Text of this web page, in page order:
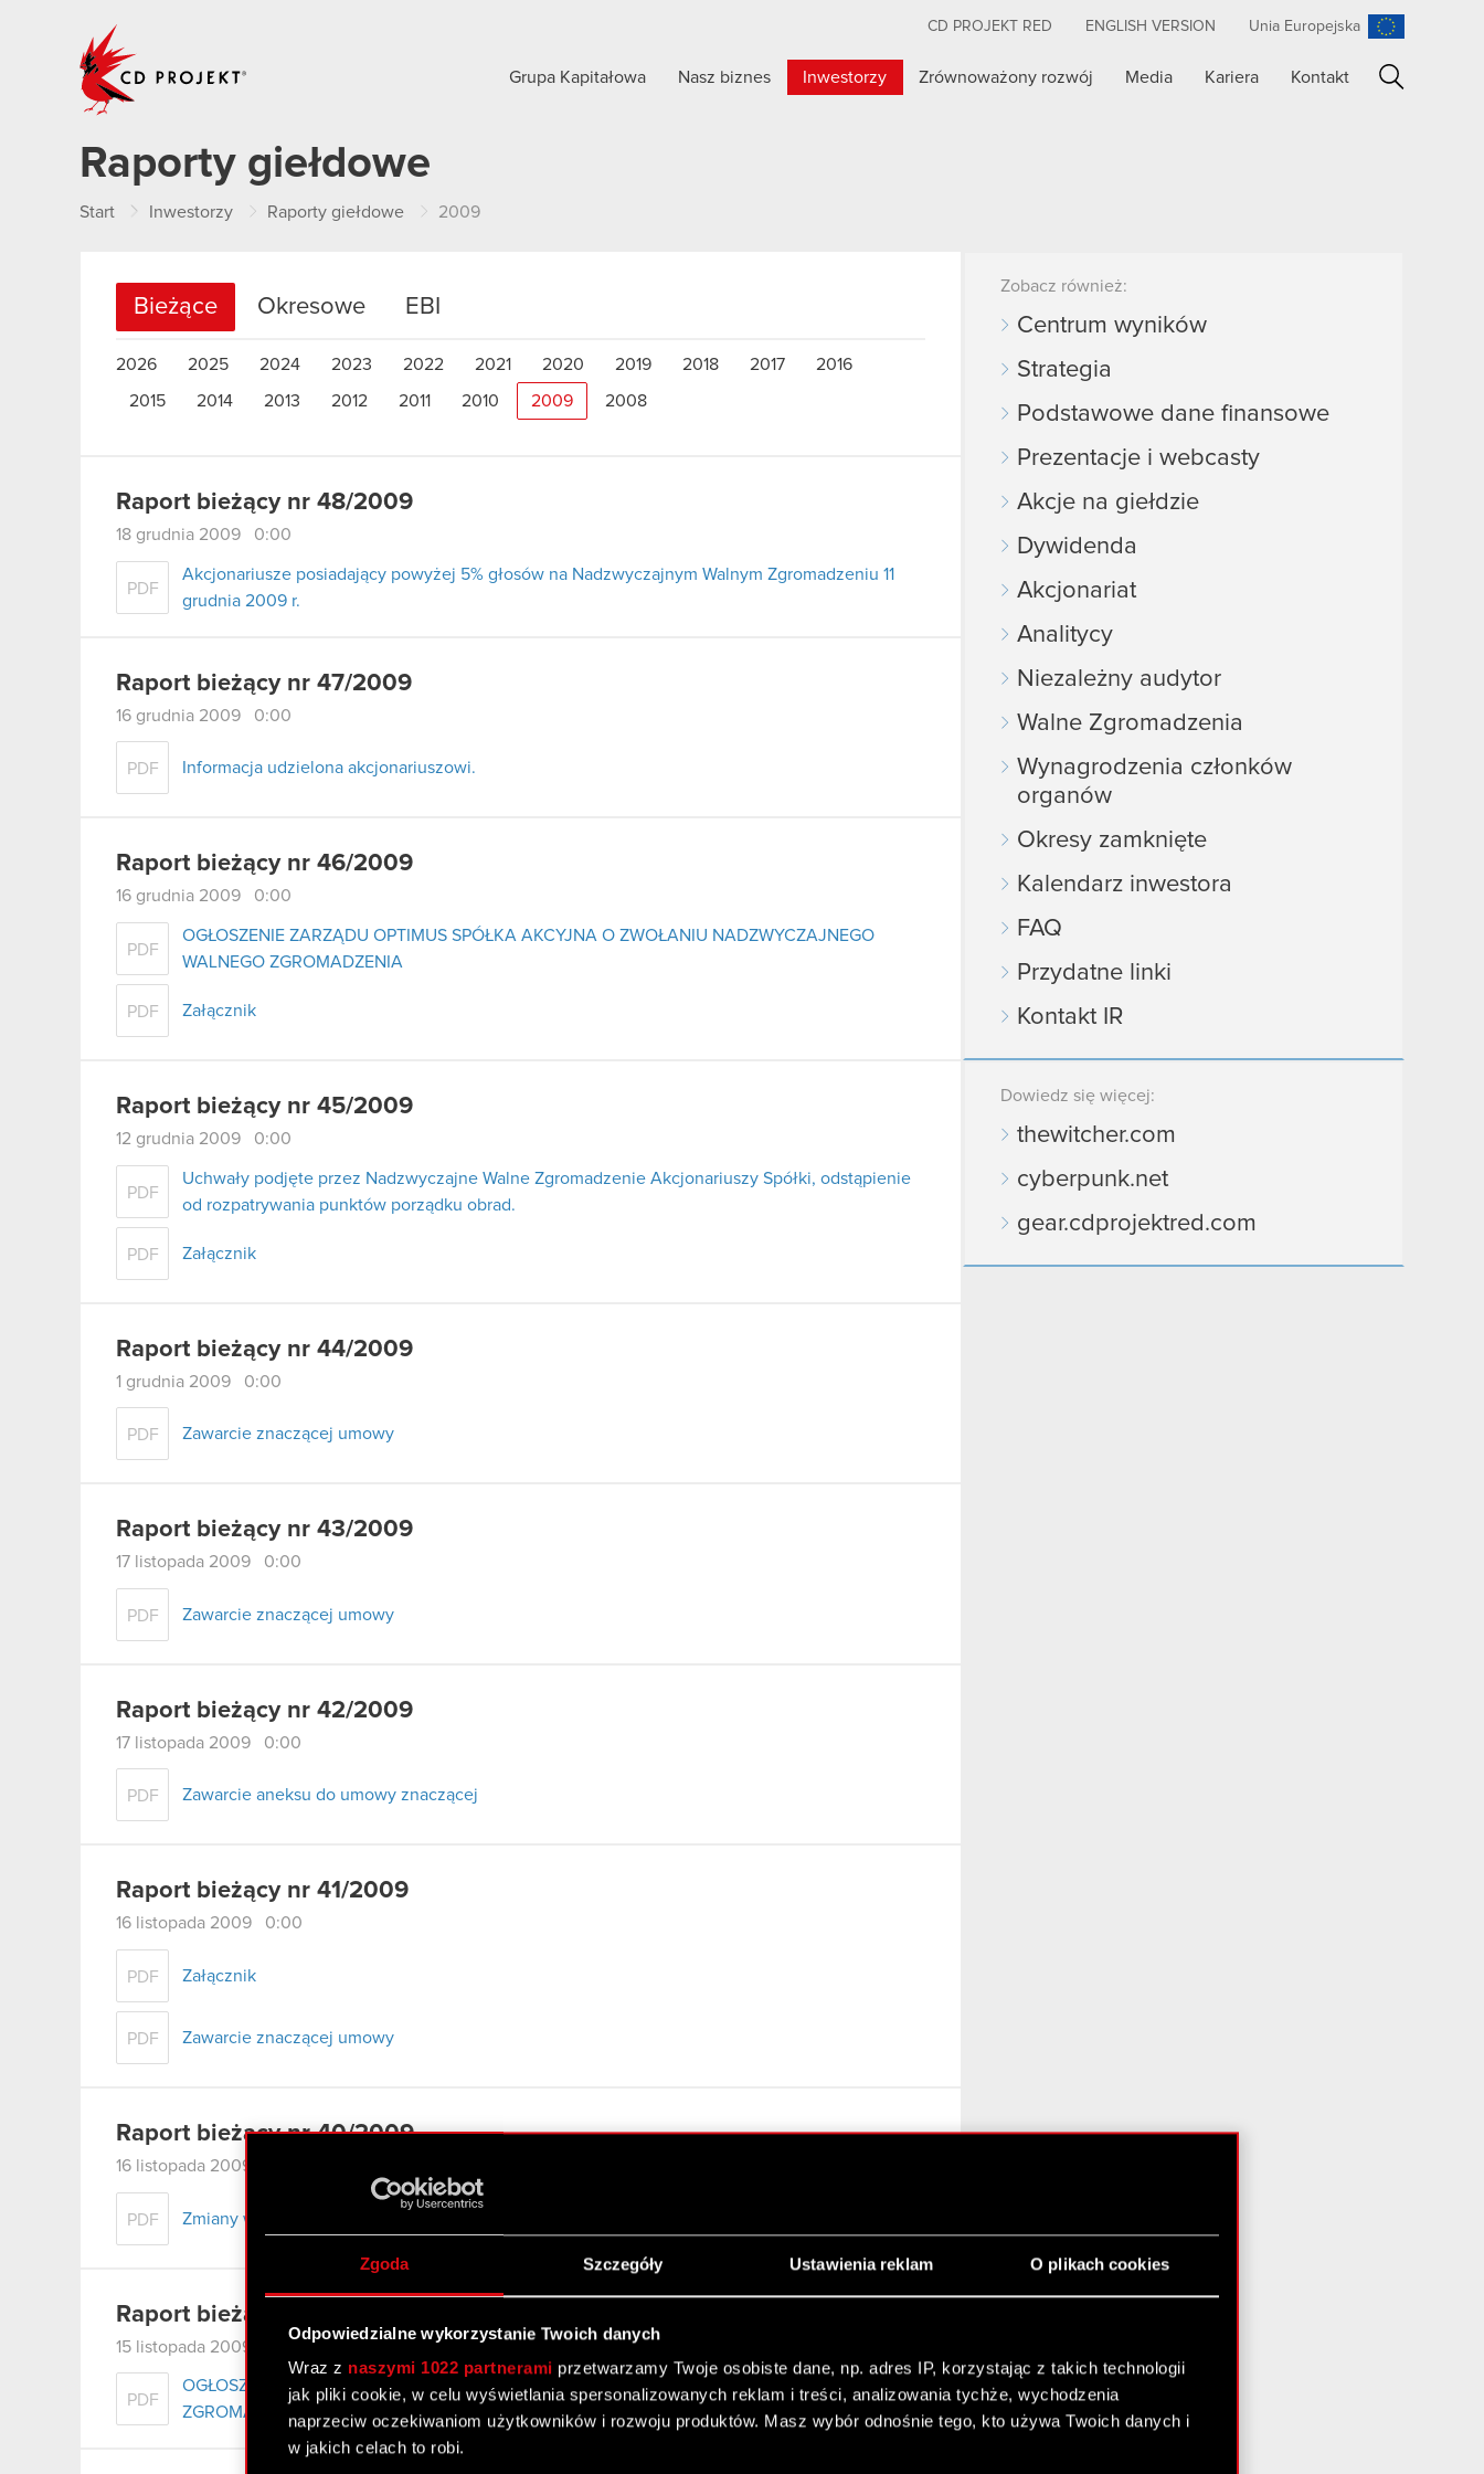
Zgoda Szczegóły Ustawienia reklam O plikach cookies
Odpowiedzialne wykorzystanie Twoich danych
Wraz z naszymi 1022 partnerami przetwarzamy Twoje osobiste dane, np. adres IP, korzystając z takich technologii
jak pliki cookie, w celu wyświetlania spersonalizowanych reklam i treści, analizowania tychże, wychodzenia
naprzeciw oczekiwaniom użytkowników i rozwoju produktów. Masz wybór odnośnie tego, kto używa Twoich danych i
w jakich celach to robi.
CD PROJEKT RED ENGLISH VERSION Unia Europejska
Grupa Kapitałowa Nasz biznes Inwestorzy Zrównoważony rozwój Media Kariera Kontakt
Raporty giełdowe
Start Inwestorzy Raporty giełdowe 2009
Bieżące Okresowe EBI
2026 2025 2024 2023 2022 2021 2020 2019 2018 2017 2016
2015 2014 2013 2012 2011 2010 2009 2008
Raport bieżący nr 48/2009
18 grudnia 2009 0:00
PDF
Akcjonariusze posiadający powyżej 5% głosów na Nadzwyczajnym Walnym Zgromadzeniu 11
grudnia 2009 r.
Raport bieżący nr 47/2009
16 grudnia 2009 0:00
PDF Informacja udzielona akcjonariuszowi.
Raport bieżący nr 46/2009
16 grudnia 2009 0:00
PDF
OGŁOSZENIE ZARZĄDU OPTIMUS SPÓŁKA AKCYJNA O ZWOŁANIU NADZWYCZAJNEGO
WALNEGO ZGROMADZENIA
PDF Załącznik
Raport bieżący nr 45/2009
12 grudnia 2009 0:00
PDF
Uchwały podjęte przez Nadzwyczajne Walne Zgromadzenie Akcjonariuszy Spółki, odstąpienie
od rozpatrywania punktów porządku obrad.
PDF Załącznik
Raport bieżący nr 44/2009
1 grudnia 2009 0:00
PDF Zawarcie znaczącej umowy
Raport bieżący nr 43/2009
17 listopada 2009 0:00
PDF Zawarcie znaczącej umowy
Raport bieżący nr 42/2009
17 listopada 2009 0:00
PDF Zawarcie aneksu do umowy znaczącej
Raport bieżący nr 41/2009
16 listopada 2009 0:00
PDF Załącznik
PDF Zawarcie znaczącej umowy
Raport bieżący nr 40/2009
16 listopada 2009 0:00
PDF Zmiany w składzie Zarządu
Raport bieżący nr 39/2009
15 listopada 2009 0:00
PDF
OGŁOSZENIE ZARZĄDU OPTIMUS O ZWOŁANIU NADZWYCZAJNEGO WALNEGO
ZGROMADZENIA
Zobacz również:
Centrum wyników
Strategia
Podstawowe dane finansowe
Prezentacje i webcasty
Akcje na giełdzie
Dywidenda
Akcjonariat
Analitycy
Niezależny audytor
Walne Zgromadzenia
Wynagrodzenia członków
organów
Okresy zamknięte
Kalendarz inwestora
FAQ
Przydatne linki
Kontakt IR
Dowiedz się więcej:
thewitcher.com
cyberpunk.net
gear.cdprojektred.com